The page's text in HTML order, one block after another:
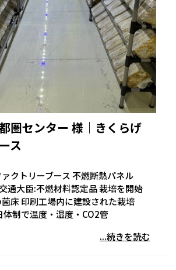
圏センター 様｜きくらげ
ス
クトリーブース 不燃断熱パネル
大臣:不燃材料認定品 栽培を開始
床 印刷工場内に建設された栽培
制で温度・湿度・CO2管
...続きを読む